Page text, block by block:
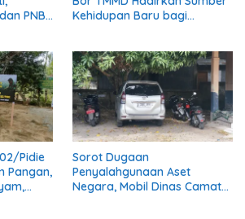
PNBP
Kehidupan Baru bagi
Pidie
Pangan,
Sorot Dugaan
Penyalahgunaan Aset
Negara, Mobil Dinas Camat